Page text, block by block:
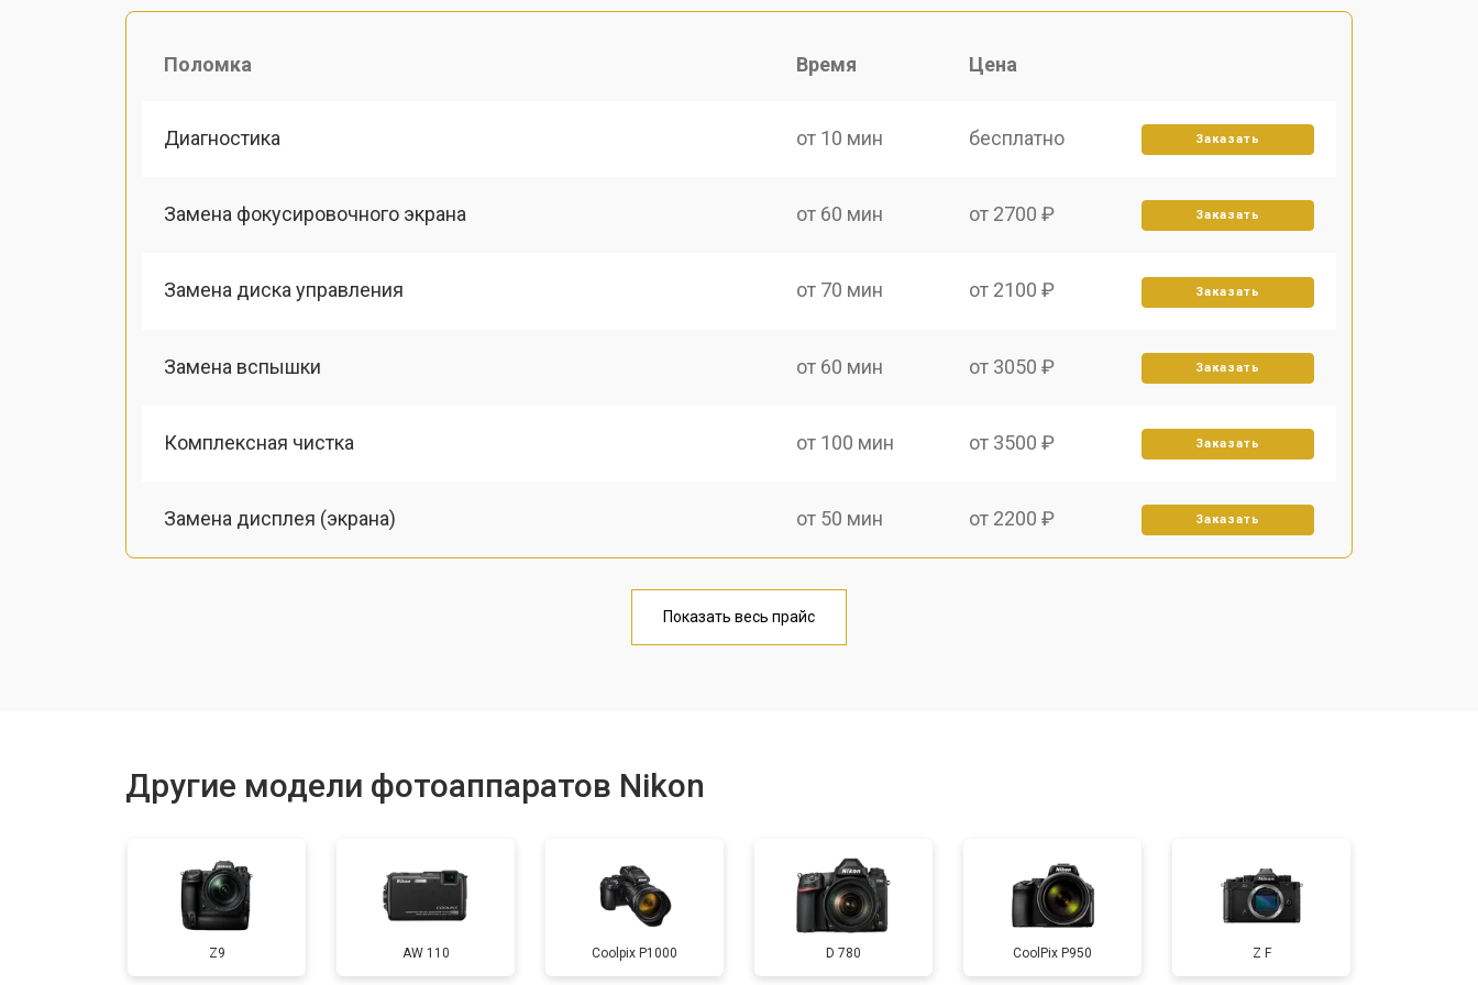
Поломка Время Цена
Диагностика от 10 мин бесплатно Заказать
Замена фокусировочного экрана от 60 мин от 2700 ₽ Заказать
Замена диска управления от 70 мин от 2100 ₽ Заказать
Замена вспышки от 60 мин от 3050 ₽ Заказать
Комплексная чистка от 100 мин от 3500 ₽ Заказать
Замена дисплея (экрана) от 50 мин от 2200 ₽ Заказать
от 80 мин
Замена затвора от 80 мин от 2300 ₽ Заказать
Замена CCD/CMOS матрицы от 70 мин от 4300 ₽ Заказать
Показать весь прайс
Другие модели фотоаппаратов Nikon
Z9 AW 110 Coolpix P1000 D 780 CoolPix P950 Z F